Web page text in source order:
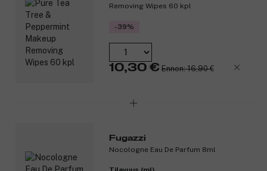
Removing Wipes 60 kpl
-39%
10,30 € Ennen: 16,90 €
Fugazzi
Nocologne Eau De Parfum 8ml